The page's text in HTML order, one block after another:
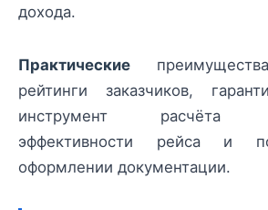
дохода.
Практические
рейтинги заказчиков,
инструмент расчёта
эффективности рейса и
оформлении документации.